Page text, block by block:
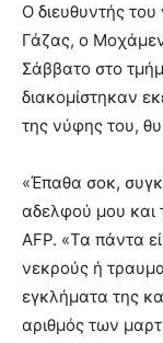
Ο διευθυντής
Γάζας, ο
Σάββατο στο
διακομίστηκαν
της νύφης του,
«Έπαθα σοκ,
αδελφού μου και
AFP. «Τα πάντα
νεκρούς ή
εγκλήματα της
αριθμός των